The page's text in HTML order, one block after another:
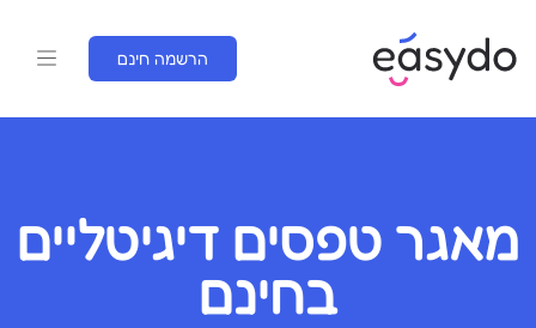
הרשמה חינם
מאגר טפסים דיגיטליים
בחינם